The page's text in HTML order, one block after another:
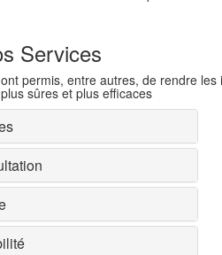
Services
permis, entre autres, de rendre les
sûres et plus efficaces